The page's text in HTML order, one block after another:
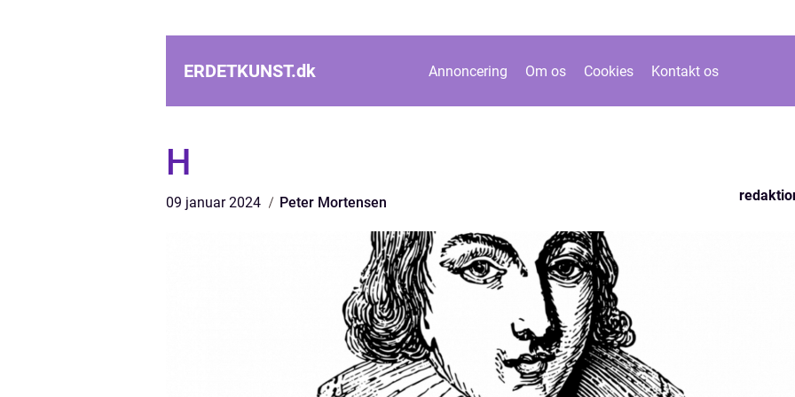
ERDETKUNST.dk Annoncering Om os Cookies Kontakt os
H
09 januar 2024 Peter Mortensen